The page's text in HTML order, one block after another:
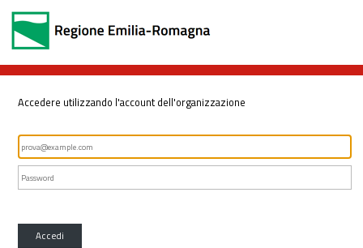
Accedere utilizzando l'account dell'organizzazione
Accedi